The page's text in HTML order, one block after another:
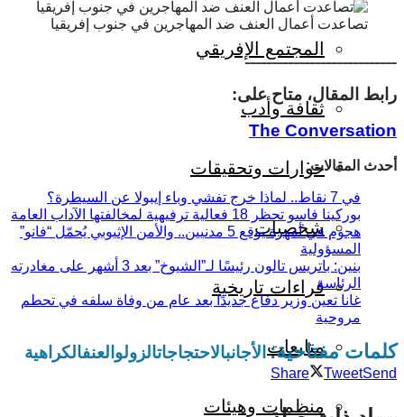
المجتمع الإفريقي
ثقافة وأدب
حوارات وتحقيقات
شخصيات
قراءات تاريخية
متابعات
منظمات وهيئات
تصاعدت أعمال العنف ضد المهاجرين في جنوب إفريقيا
ــــــــــــــــــــــــــــ
رابط المقال، متاح على:
The Conversation
أحدث المقالات:
في 7 نقاط.. لماذا خرج تفشي وباء إيبولا عن السيطرة؟
بوركينا فاسو تحظر 18 فعالية ترفيهية لمخالفتها الآداب العامة
هجوم في أمهرة يوقع 5 مدنيين.. والأمن الإثيوبي يُحمّل “فانو”
المسؤولية
بنين: باتريس تالون رئيسًا لـ”الشيوخ” بعد 3 أشهر على مغادرته
الرئاسة
غانا تعين وزير دفاع جديدًا بعد عام من وفاة سلفه في تحطم
مروحية
كلمات مفتاحية: الأجانبالاحتجاجاتالزولو العنفالكراهية
Share TweetSend